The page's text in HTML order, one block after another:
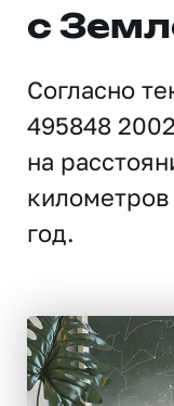
с
Согласно
495848
на
год.